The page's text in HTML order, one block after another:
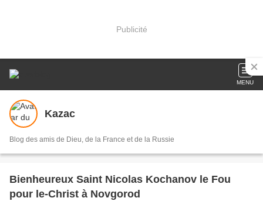
Publicité
MENU
Kazac
Blog des amis de Dieu, de la France et de la Russie
Bienheureux Saint Nicolas Kochanov le Fou
pour le-Christ à Novgorod